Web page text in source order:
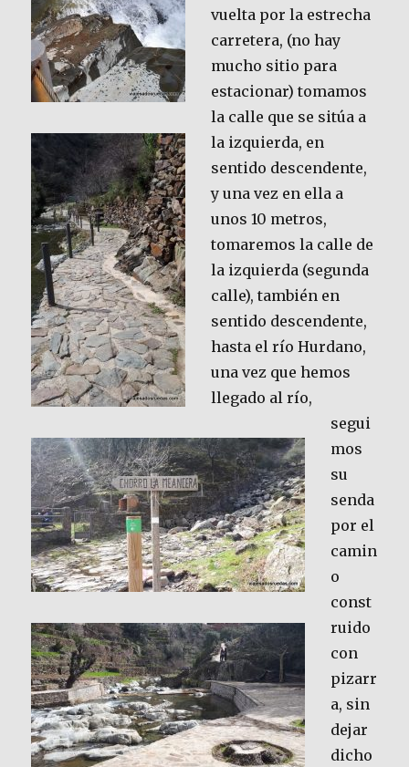
vuelta por la estrecha
carretera, (no hay
mucho sitio para
estacionar) tomamos
la calle que se sitúa a
la izquierda, en
sentido descendente,
y una vez en ella a
unos 10 metros,
tomaremos la calle de
la izquierda (segunda
calle), también en
sentido descendente,
hasta el río Hurdano,
una vez que hemos
llegado al río,
segui
mos
su
senda
por el
camin
o
const
ruido
con
pizarr
a, sin
dejar
dicho